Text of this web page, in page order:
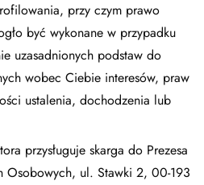
przy czym prawo
być wykonane w przypadku
uzasadnionych podstaw do
wobec Ciebie interesów, praw
ustalenia, dochodzenia lub
przysługuje skarga do Prezesa
Osobowych, ul. Stawki 2, 00-193